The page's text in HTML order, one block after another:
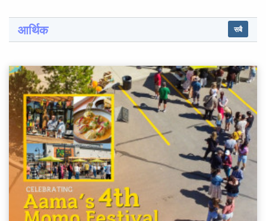
आर्थिक सबै